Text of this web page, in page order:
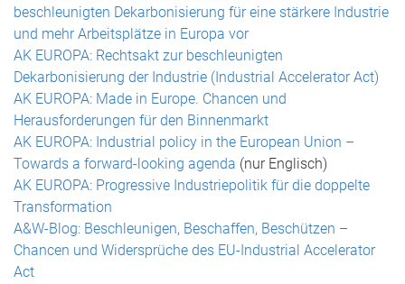
beschleunigten Dekarbonisierung für eine stärkere Industrie
und mehr Arbeitsplätze in Europa vor
AK EUROPA: Rechtsakt zur beschleunigten
Dekarbonisierung der Industrie (Industrial Accelerator Act)
AK EUROPA: Made in Europe. Chancen und
Herausforderungen für den Binnenmarkt
AK EUROPA: Industrial policy in the European Union –
Towards a forward-looking agenda (nur Englisch)
AK EUROPA: Progressive Industriepolitik für die doppelte
Transformation
A&W-Blog: Beschleunigen, Beschaffen, Beschützen –
Chancen und Widersprüche des EU-Industrial Accelerator
Act